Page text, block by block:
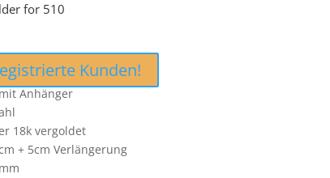
for 510
Kunden!
Anhänger
18k vergoldet
+ 5cm Verlängerung